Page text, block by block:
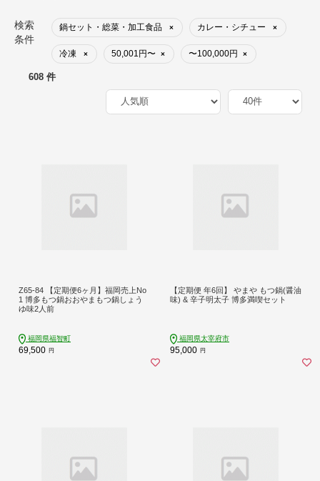
検索
条件
鍋セット・総菜・加工食品 × カレー・シチュー ×
冷凍 × 50,001円〜 × 〜100,000円 ×
608 件
Z65-84 【定期便6ヶ月】福岡売上No
1 博多もつ鍋おおやまもつ鍋しょう
ゆ味2人前
福岡県福智町
69,500 円
【定期便 年6回】 やまや もつ鍋(醤油
味) & 辛子明太子 博多満喫セット
福岡県太宰府市
95,000 円